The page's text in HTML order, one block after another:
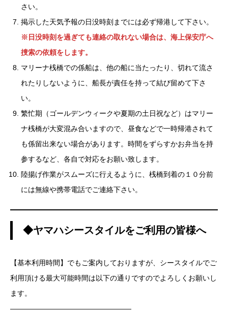
さい。
掲示した天気予報の日没時刻までには必ず帰港して下さい。
※日没時刻を過ぎても連絡の取れない場合は、海上保安庁へ
捜索の依頼をします。
マリーナ桟橋での係船は、他の船に当たったり、切れて流さ
れたりしないように、船長が責任を持って結び留めて下さ
い。
繁忙期（ゴールデンウィークや夏期の土日祝など）はマリー
ナ桟橋が大変混み合いますので、昼食などで一時帰港されて
も係留出来ない場合があります。時間をずらすかお弁当を持
参するなど、各自で対応をお願い致します。
陸揚げ作業がスムーズに行えるように、桟橋到着の１０分前
には無線や携帯電話でご連絡下さい。
◆ヤマハシースタイルをご利用の皆様へ
【基本利用時間】でもご案内しておりますが、シースタイルでご
利用頂ける最大可能時間は以下の通りですのでよろしくお願いし
ます。
—————————————————